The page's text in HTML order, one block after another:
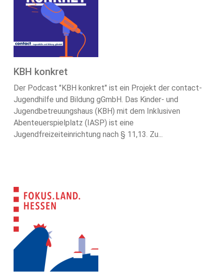
KBH konkret
Der Podcast "KBH konkret" ist ein Projekt der contact-
Jugendhilfe und Bildung gGmbH. Das Kinder- und
Jugendbetreuungshaus (KBH) mit dem Inklusiven
Abenteuerspielplatz (IASP) ist eine
Jugendfreizeiteinrichtung nach § 11,13. Zu...